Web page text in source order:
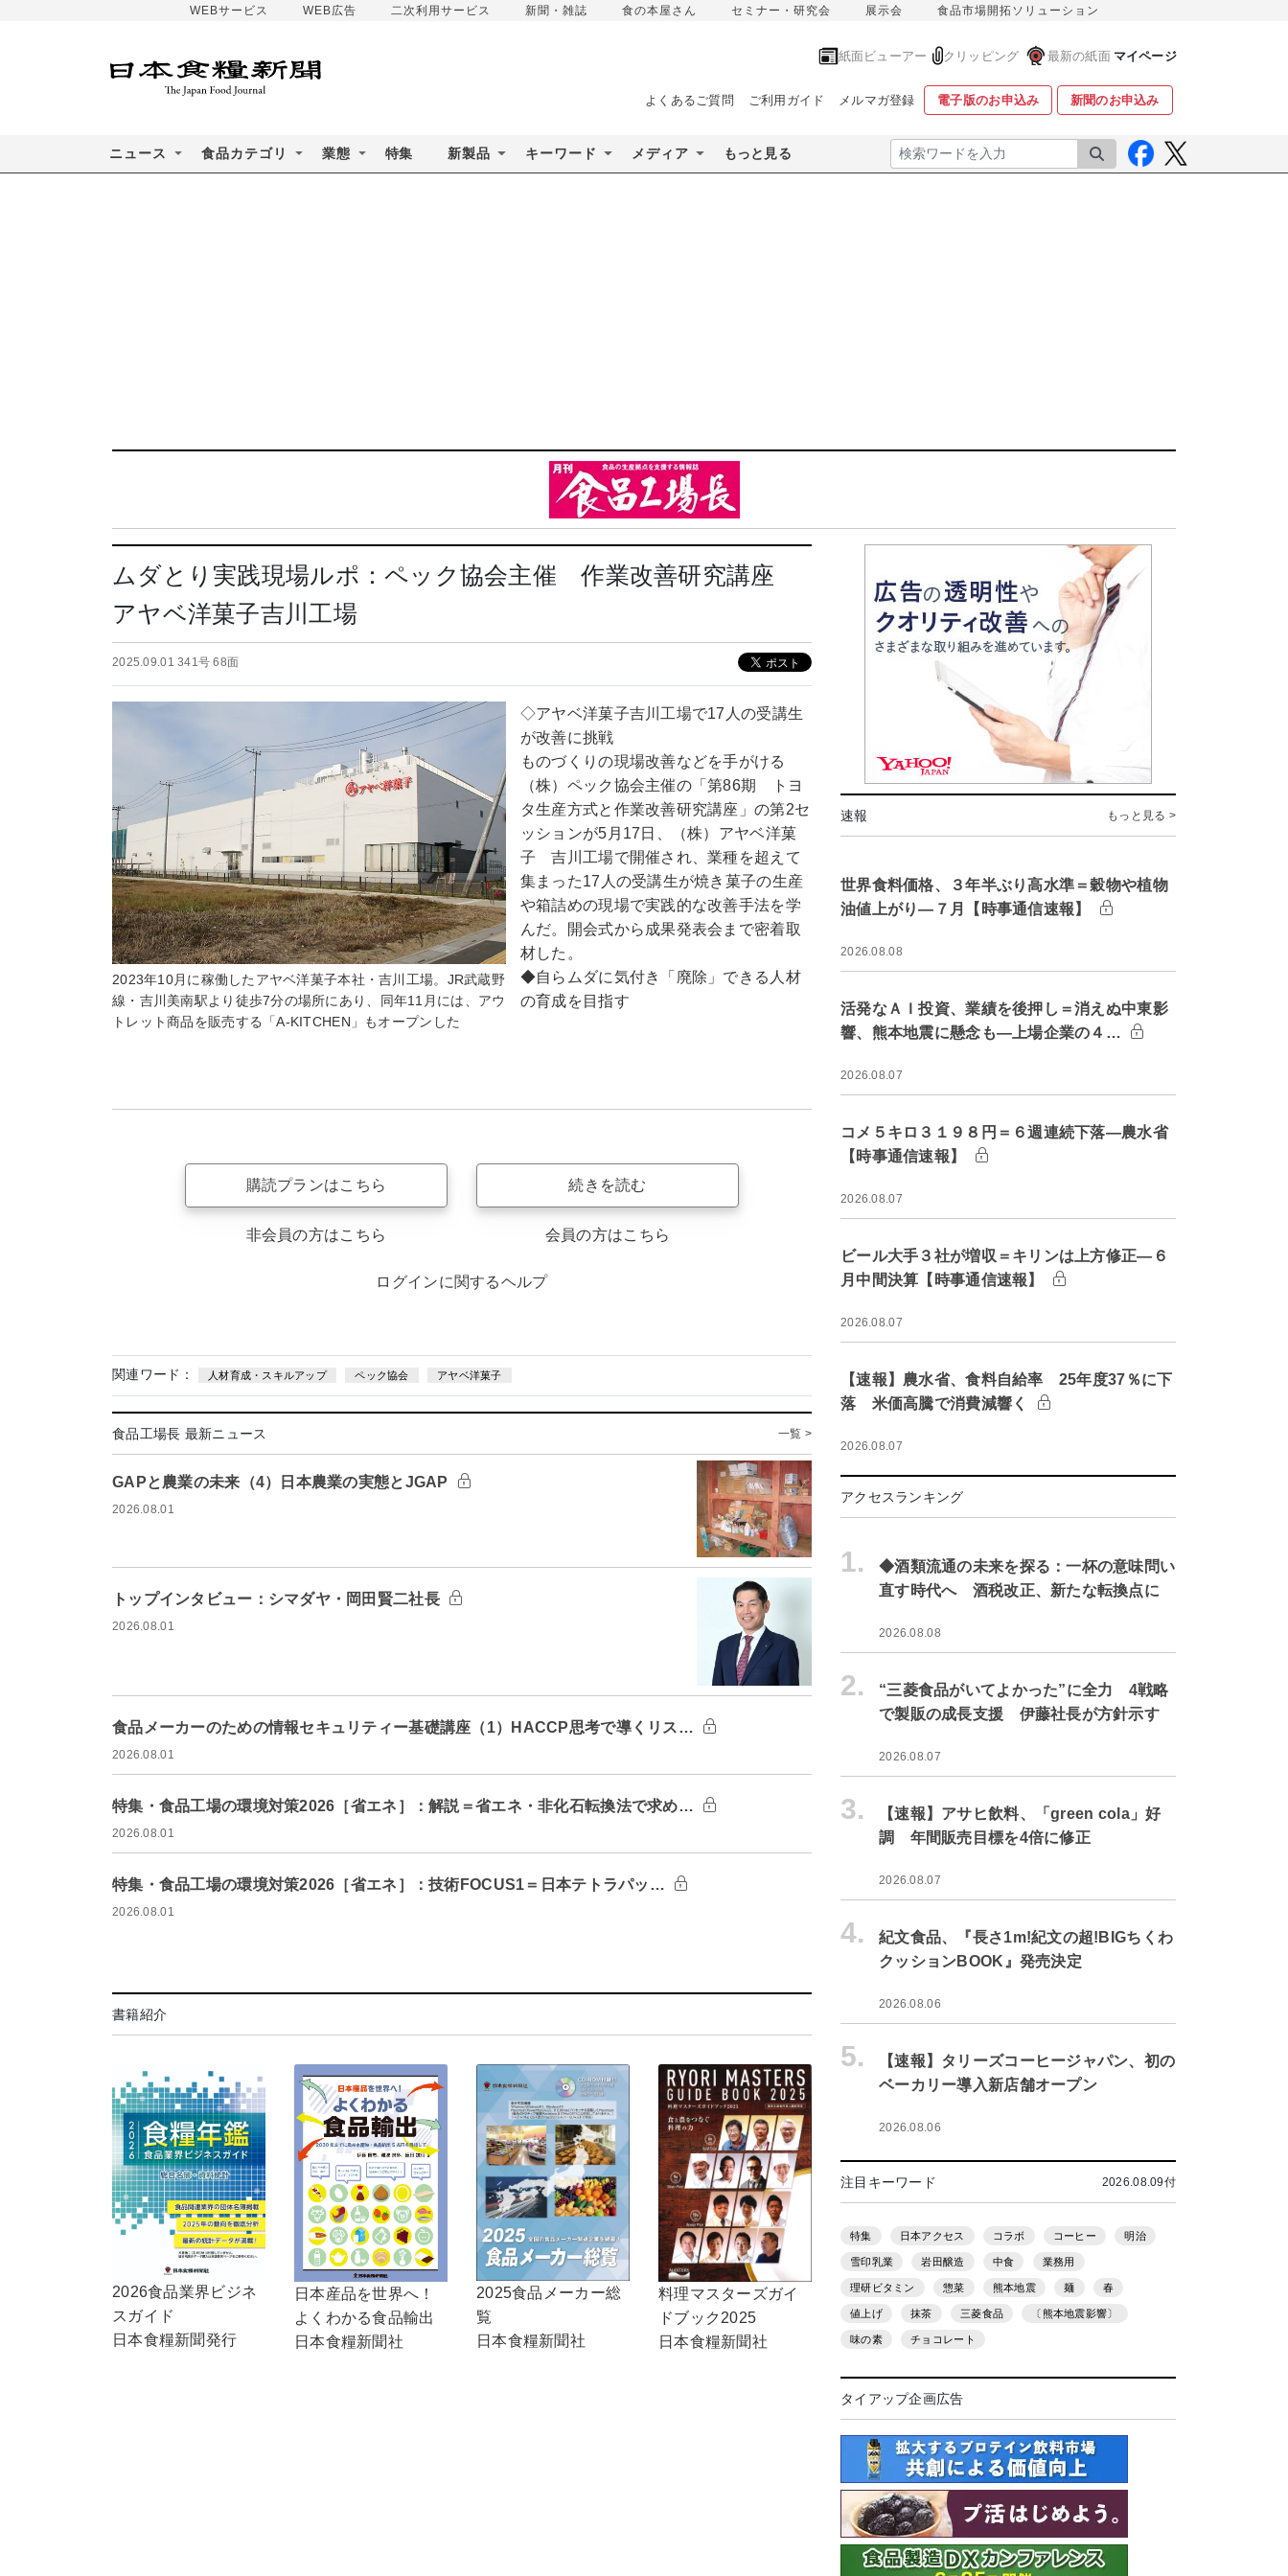
WEBサービス WEB広告 二次利用サービス 新聞・雑誌 食の本屋さん セミナー・研究会 展示会 食品市場開拓ソリューション
紙面ビューアー クリッピング 最新の紙面 マイページ
よくあるご質問 ご利用ガイド メルマガ登録 電子版のお申込み 新聞のお申込み
ニュース 食品カテゴリ 業態 特集 新製品 キーワード メディア もっと見る 検索
ムダとり実践現場ルポ：ペック協会主催 作業改善研究講座
アヤベ洋菓子吉川工場
2025.09.01 341号 68面
2023年10月に稼働したアヤベ洋菓子本社・吉川工場。JR武蔵野
線・吉川美南駅より徒歩7分の場所にあり、同年11月には、アウ
トレット商品を販売する「A-KITCHEN」もオープンした
◇アヤベ洋菓子吉川工場で17人の受講生
が改善に挑戦
ものづくりの現場改善などを手がける
（株）ペック協会主催の「第86期 トヨ
タ生産方式と作業改善研究講座」の第2セ
ッションが5月17日、（株）アヤベ洋菓
子 吉川工場で開催され、業種を超えて
集まった17人の受講生が焼き菓子の生産
や箱詰めの現場で実践的な改善手法を学
んだ。開会式から成果発表会まで密着取
材した。
◆自らムダに気付き「廃除」できる人材
の育成を目指す
購読プランはこちら
非会員の方はこちら
続きを読む
会員の方はこちら
ログインに関するヘルプ
関連ワード： 人材育成・スキルアップ ペック協会 アヤベ洋菓子
食品工場長 最新ニュース 一覧 >
GAPと農業の未来（4）日本農業の実態とJGAP
2026.08.01
トップインタビュー：シマダヤ・岡田賢二社長
2026.08.01
食品メーカーのための情報セキュリティー基礎講座（1）HACCP思考で導くリス…
2026.08.01
特集・食品工場の環境対策2026［省エネ］：解説＝省エネ・非化石転換法で求め…
2026.08.01
特集・食品工場の環境対策2026［省エネ］：技術FOCUS1＝日本テトラパッ…
2026.08.01
書籍紹介
2026食品業界ビジネ
スガイド
日本食糧新聞発行
日本産品を世界へ！
よくわかる食品輸出
日本食糧新聞社
2025食品メーカー総
覧
日本食糧新聞社
料理マスターズガイ
ドブック2025
日本食糧新聞社
速報 もっと見る >
世界食料価格、３年半ぶり高水準＝穀物や植物
油値上がり―７月【時事通信速報】
2026.08.08
活発なＡＩ投資、業績を後押し＝消えぬ中東影
響、熊本地震に懸念も―上場企業の４…
2026.08.07
コメ５キロ３１９８円＝６週連続下落―農水省
【時事通信速報】
2026.08.07
ビール大手３社が増収＝キリンは上方修正―６
月中間決算【時事通信速報】
2026.08.07
【速報】農水省、食料自給率 25年度37％に下
落 米価高騰で消費減響く
2026.08.07
アクセスランキング
1.
◆酒類流通の未来を探る：一杯の意味問い
直す時代へ 酒税改正、新たな転換点に
2026.08.08
2.
“三菱食品がいてよかった”に全力 4戦略
で製販の成長支援 伊藤社長が方針示す
2026.08.07
3.
【速報】アサヒ飲料、「green cola」好
調 年間販売目標を4倍に修正
2026.08.07
4.
紀文食品、『長さ1m!紀文の超!BIGちくわ
クッションBOOK』発売決定
2026.08.06
5.
【速報】タリーズコーヒージャパン、初の
ベーカリー導入新店舗オープン
2026.08.06
注目キーワード 2026.08.09付
特集 日本アクセス コラボ コーヒー 明治
雪印乳業 岩田醸造 中食 業務用
理研ビタミン 惣菜 熊本地震 麺 春
値上げ 抹茶 三菱食品 〔熊本地震影響〕
味の素 チョコレート
タイアップ企画広告